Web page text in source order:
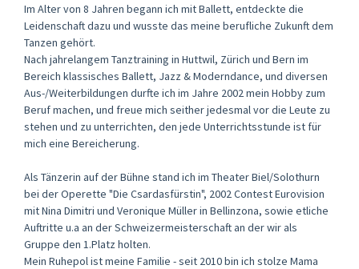
Im Alter von 8 Jahren begann ich mit Ballett, entdeckte die
Leidenschaft dazu und wusste das meine berufliche Zukunft dem
Tanzen gehört.
Nach jahrelangem Tanztraining in Huttwil, Zürich und Bern im
Bereich klassisches Ballett, Jazz & Moderndance, und diversen
Aus-/Weiterbildungen durfte ich im Jahre 2002 mein Hobby zum
Beruf machen, und freue mich seither jedesmal vor die Leute zu
stehen und zu unterrichten, den jede Unterrichtsstunde ist für
mich eine Bereicherung.
Als Tänzerin auf der Bühne stand ich im Theater Biel/Solothurn
bei der Operette "Die Csardasfürstin", 2002 Contest Eurovision
mit Nina Dimitri und Veronique Müller in Bellinzona, sowie etliche
Auftritte u.a an der Schweizermeisterschaft an der wir als
Gruppe den 1.Platz holten.
Mein Ruhepol ist meine Familie - seit 2010 bin ich stolze Mama